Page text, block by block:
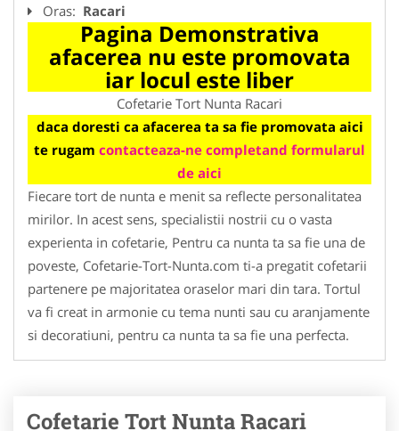
Oras: Racari
Pagina Demonstrativa
afacerea nu este promovata
iar locul este liber
Cofetarie Tort Nunta Racari
daca doresti ca afacerea ta sa fie promovata aici
te rugam contacteaza-ne completand formularul
de aici
Fiecare tort de nunta e menit sa reflecte personalitatea
mirilor. In acest sens, specialistii nostrii cu o vasta
experienta in cofetarie, Pentru ca nunta ta sa fie una de
poveste, Cofetarie-Tort-Nunta.com ti-a pregatit cofetarii
partenere pe majoritatea oraselor mari din tara. Tortul
va fi creat in armonie cu tema nunti sau cu aranjamente
si decoratiuni, pentru ca nunta ta sa fie una perfecta.
Cofetarie Tort Nunta Racari